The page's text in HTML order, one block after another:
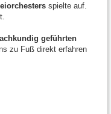
spielte auf.
geführten
zu Fuß direkt erfahren